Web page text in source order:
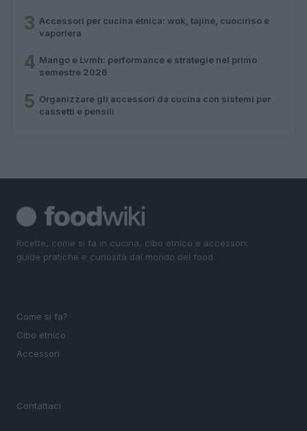
3 Accessori per cucina etnica: wok, tajine, cuociriso e
vaporiera
4 Mango e Lvmh: performance e strategie nel primo
semestre 2026
5 Organizzare gli accessori da cucina con sistemi per
cassetti e pensili
Ricette, come si fa in cucina, cibo etnico e accessori:
guide pratiche e curiosità dal mondo del food.
Come si fa?
Cibo etnico
Accessori
Contattaci